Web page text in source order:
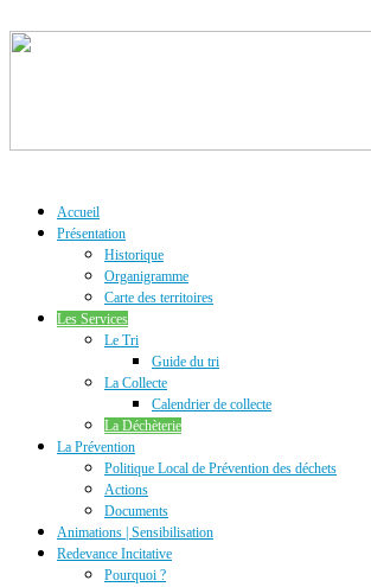
Accueil
Présentation
Historique
Organigramme
Carte des territoires
Les Services
Le Tri
Guide du tri
La Collecte
Calendrier de collecte
La Déchèterie
La Prévention
Politique Local de Prévention des déchets
Actions
Documents
Animations | Sensibilisation
Redevance Incitative
Pourquoi ?